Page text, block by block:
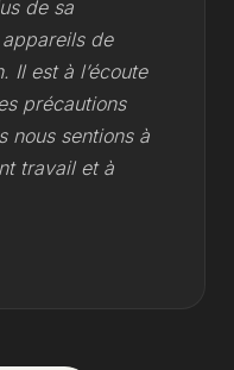
de sa
de
Il est à l’écoute
précautions
nous sentions à
travail et à